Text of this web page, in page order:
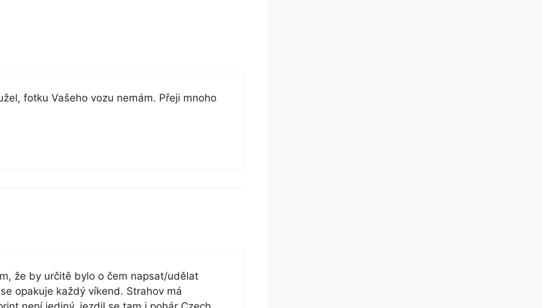
fotku Vašeho vozu nemám. Přeji mnoho
že by určitě bylo o čem napsat/udělat
opakuje každý víkend. Strahov má